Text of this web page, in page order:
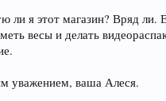
ли я этот магазин? Вряд ли.
весы и делать
уважением, ваша Алеся.